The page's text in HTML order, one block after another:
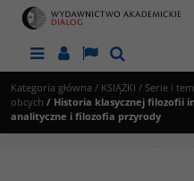
MenuPanelLangSzukaj
Kategoria główna / KSIĄŻKI / Serie i
obcych / Historia klasycznej filozofii
analityczne i filozofia przyrody